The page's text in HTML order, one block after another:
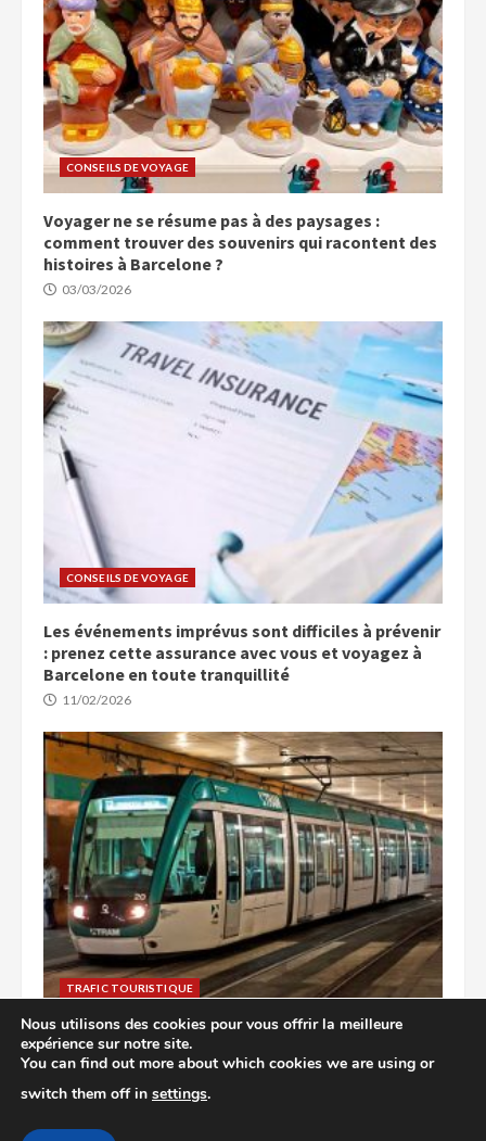
CONSEILS DE VOYAGE
Voyager ne se résume pas à des paysages :
comment trouver des souvenirs qui racontent des
histoires à Barcelone ?
03/03/2026
CONSEILS DE VOYAGE
Les événements imprévus sont difficiles à prévenir
: prenez cette assurance avec vous et voyagez à
Barcelone en toute tranquillité
11/02/2026
TRAFIC TOURISTIQUE
Explorez Barcelone : accès facile aux attractions
cachées en transports en commun
22/01/2026
Nous utilisons des cookies pour vous offrir la meilleure
expérience sur notre site.
You can find out more about which cookies we are using or
switch them off in settings.